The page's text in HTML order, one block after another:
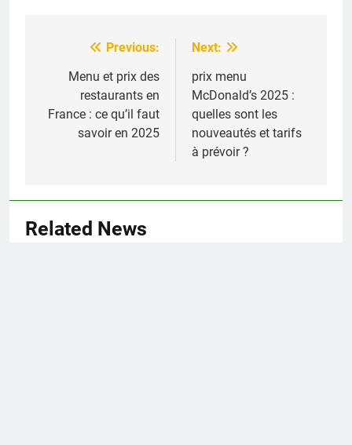
Navigation
l’article
Previous:
Menu et prix des
restaurants en
France : ce qu’il faut
savoir en 2025
Next:
prix menu
McDonald’s 2025 :
quelles sont les
nouveautés et tarifs
à prévoir ?
Related News